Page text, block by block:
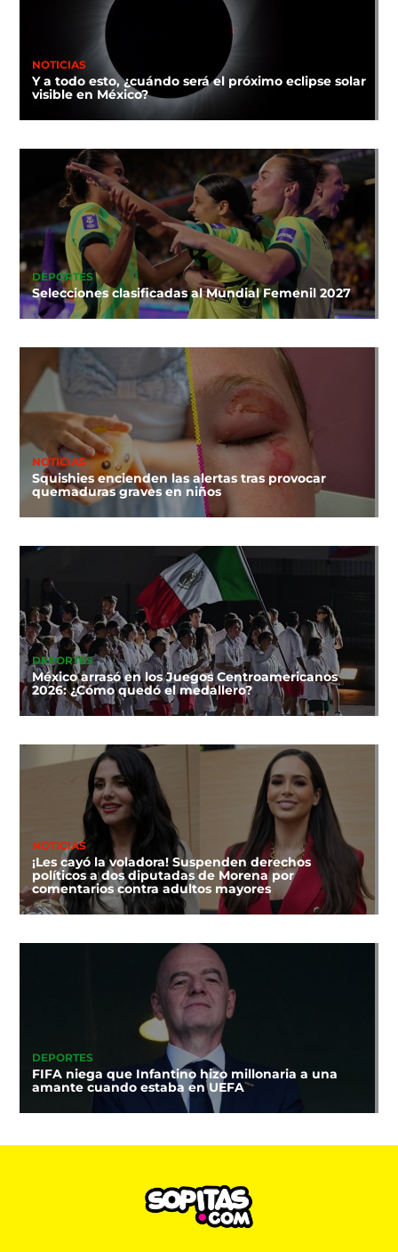
NOTICIAS
Y a todo esto, ¿cuándo será el próximo eclipse solar
visible en México?
DEPORTES
Selecciones clasificadas al Mundial Femenil 2027
NOTICIAS
Squishies encienden las alertas tras provocar
quemaduras graves en niños
DEPORTES
México arrasó en los Juegos Centroamericanos
2026: ¿Cómo quedó el medallero?
NOTICIAS
¡Les cayó la voladora! Suspenden derechos
políticos a dos diputadas de Morena por
comentarios contra adultos mayores
DEPORTES
FIFA niega que Infantino hizo millonaria a una
amante cuando estaba en UEFA